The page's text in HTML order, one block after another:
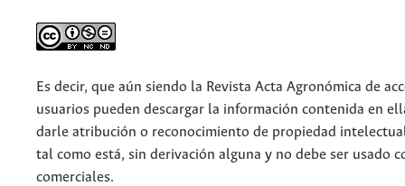
Es decir, que aún siendo la Revista Acta Agronómica de
usuarios pueden descargar la información contenida en
darle atribución o reconocimiento de propiedad
tal como está, sin derivación alguna y no debe ser usado
comerciales.